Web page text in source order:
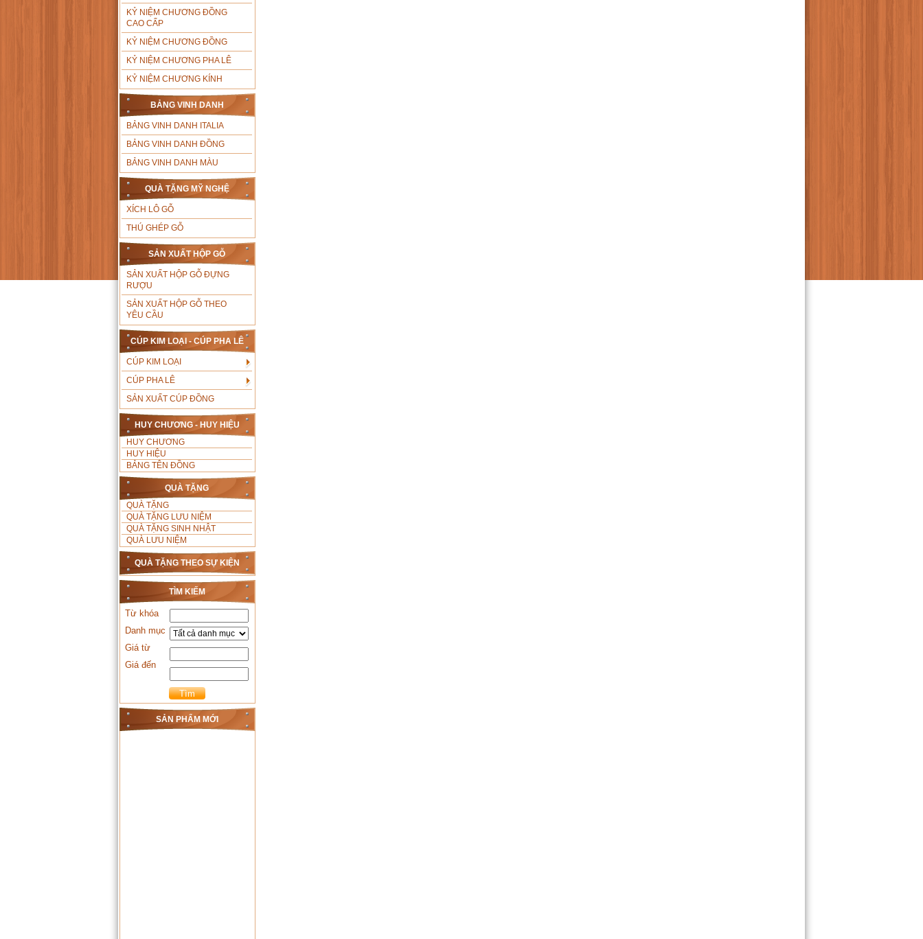
KỶ NIỆM CHƯƠNG ĐỒNG
CAO CẤP
KỶ NIỆM CHƯƠNG ĐỒNG
KỶ NIỆM CHƯƠNG PHA LÊ
KỶ NIỆM CHƯƠNG KÍNH
BẢNG VINH DANH
BẢNG VINH DANH ITALIA
BẢNG VINH DANH ĐỒNG
BẢNG VINH DANH MÀU
QUÀ TẶNG MỸ NGHỆ
XÍCH LÔ GỖ
THÚ GHÉP GỖ
SẢN XUẤT HỘP GỖ
SẢN XUẤT HỘP GỖ ĐỰNG
RƯỢU
SẢN XUẤT HỘP GỖ THEO
YÊU CẦU
CÚP KIM LOẠI - CÚP PHA LÊ
CÚP KIM LOẠI
CÚP PHA LÊ
SẢN XUẤT CÚP ĐỒNG
HUY CHƯƠNG - HUY HIỆU
HUY CHƯƠNG
HUY HIỆU
BẢNG TÊN ĐỒNG
QUÀ TẶNG
QUÀ TẶNG
QUÀ TẶNG LƯU NIỆM
QUÀ TẶNG SINH NHẬT
QUÀ LƯU NIỆM
QUÀ TẶNG THEO SỰ KIỆN
TÌM KIẾM
Từ khóa
Danh mục
Giá từ
Giá đến
SẢN PHẨM MỚI